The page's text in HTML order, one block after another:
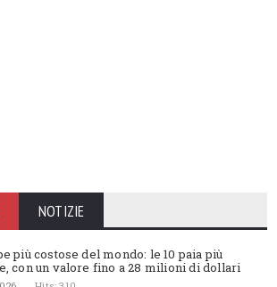
NOTIZIE
più costose del mondo: le 10 paia più
con un valore fino a 28 milioni di dollari